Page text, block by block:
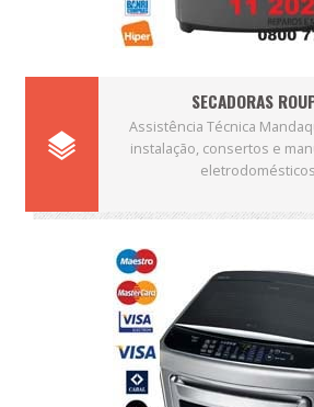
SECADORAS
Assistência Técnica
instalação, consertos e
eletrodomésticos